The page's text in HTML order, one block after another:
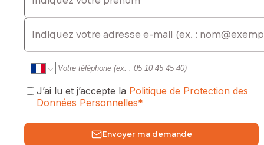
E-mail
J’ai lu et j’accepte la Politique de Protection des
Données Personnelles*
Envoyer ma demande